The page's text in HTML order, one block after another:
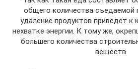
общего количества съедаемой
удаление продуктов приведет к
нехватке энергии. К тому же,
большего количества
веществ.